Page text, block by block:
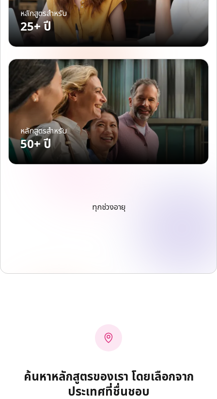
หลักสูตรสำหรับ
25+ ปี
หลักสูตรสำหรับ
50+ ปี
ทุกช่วงอายุ
ค้นหาหลักสูตรของเรา โดยเลือกจาก
ประเทศที่ชื่นชอบ